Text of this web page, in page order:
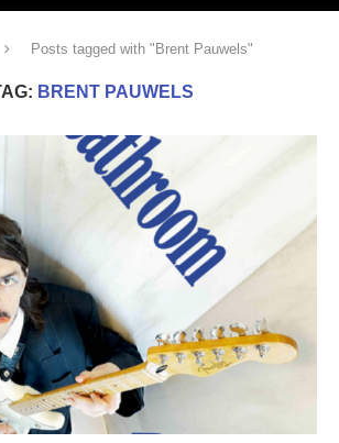
Posts tagged with "Brent Pauwels"
BRENT PAUWELS